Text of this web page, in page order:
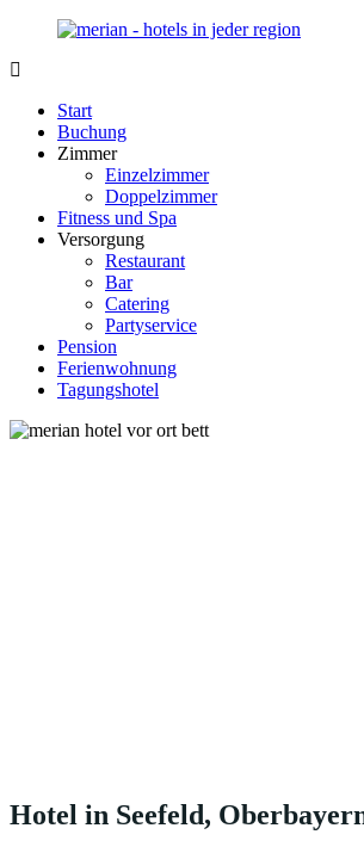
Zurück
Inhalt
Hotel.de
Portal
Hotels,
Unterkunft
Reisen
Deutschland
Start
Buchung
Zimmer
Einzelzimmer
Doppelzimmer
Fitness und Spa
Versorgung
Restaurant
Bar
Catering
Partyservice
Pension
Ferienwohnung
Tagungshotel
Hotel in Seefeld,